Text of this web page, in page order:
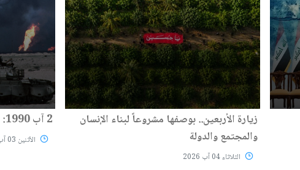
زيارة الأربعين.. بوصفها مشروعاً لبناء الإنسان
والمجتمع والدولة
الثلاثاء 04 آب 2026
2 آب 1990: قرار غيّر وجه المنطقة
الأثنين 03 آب 2026